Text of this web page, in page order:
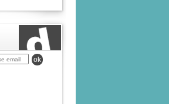
ok